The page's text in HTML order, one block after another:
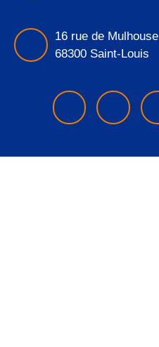
16 rue de Mulhouse
68300 Saint-Louis